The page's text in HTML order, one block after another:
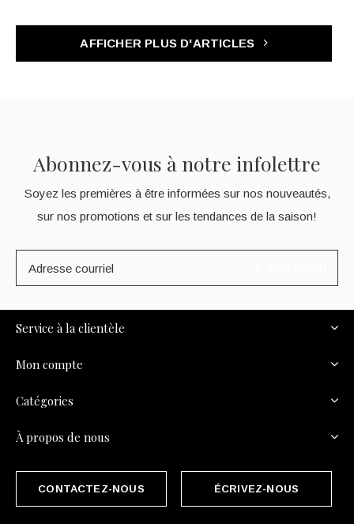
AFFICHER PLUS D'ARTICLES
Abonnez-vous à notre infolettre
Soyez les premières à être informées sur nos nouveautés,
sur nos promotions et sur les tendances de la saison!
Service à la clientèle
Mon compte
Catégories
À propos de nous
CONTACTEZ-NOUS ÉCRIVEZ-NOUS